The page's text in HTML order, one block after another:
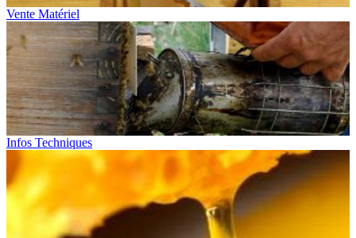
Vente Matériel
Infos Techniques